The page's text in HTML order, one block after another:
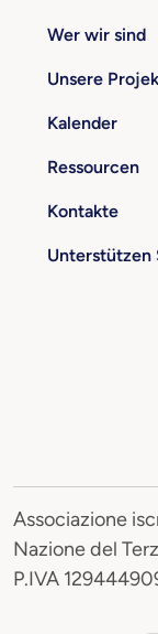
Wer wir sind
Unsere
Kalender
Ressourcen
Kontakte
Unterstützen
Associazione
Nazione del
P.IVA